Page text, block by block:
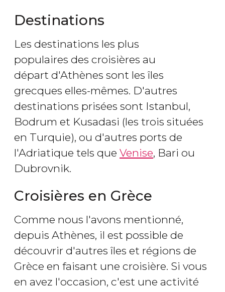
Destinations
Les destinations les plus
populaires des croisières au
départ d'Athènes sont les îles
grecques elles-mêmes. D'autres
destinations prisées sont Istanbul,
Bodrum et Kusadasi (les trois situées
en Turquie), ou d'autres ports de
l'Adriatique tels que Venise, Bari ou
Dubrovnik.
Croisières en Grèce
Comme nous l'avons mentionné,
depuis Athènes, il est possible de
découvrir d'autres îles et régions de
Grèce en faisant une croisière. Si vous
en avez l'occasion, c'est une activité